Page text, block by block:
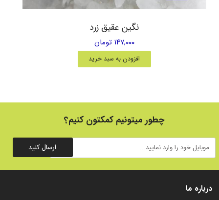
نگین عقیق زرد
۱۴۷,۰۰۰ تومان
افزودن به سبد خرید
درباره ما
چطور میتونیم کمکتون کنیم؟
ارسال کنید